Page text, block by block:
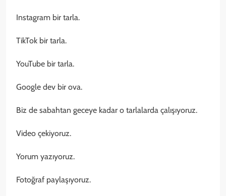
Instagram bir tarla.
TikTok bir tarla.
YouTube bir tarla.
Google dev bir ova.
Biz de sabahtan geceye kadar o tarlalarda çalışıyoruz.
Video çekiyoruz.
Yorum yazıyoruz.
Fotoğraf paylaşıyoruz.